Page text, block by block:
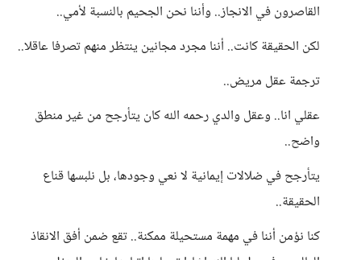
القاصرون في الانجاز.. وأننا نحن الجحيم بالنسبة لأمي..
لكن الحقيقة كانت.. أننا مجرد مجانين ينتظر منهم تصرفا عاقلا..
ترجمة عقل مريض..
عقلي انا.. وعقل والدي رحمه الله كان يتأرجح من غير منطق
واضح..
يتأرجح في ضلالات إيمانية لا نعي وجودها، بل نلبسها قناع
الحقيقة..
كنا نؤمن أننا في مهمة مستحيلة ممكنة.. تقع ضمن أفق الانقاذ